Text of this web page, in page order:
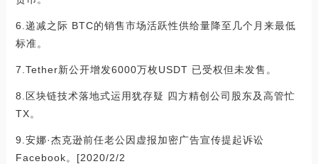
6.递减之际 BTC的销售市场活跃性供给量降至几个月来最低
标准。
7.Tether新公开增发6000万枚USDT 已受权但未发售。
8.区块链技术落地式运用犹存疑 四方精创公司股东及高管忙
TX。
9.安娜·杰克逊前任老公因虚报加密广告宣传提起诉讼
Facebook。[2020/2/2